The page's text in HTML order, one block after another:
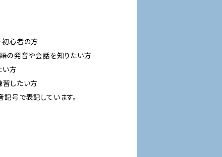
初心者の方
語の発音や会話を知りたい方
い方
習したい方
号で表記しています。